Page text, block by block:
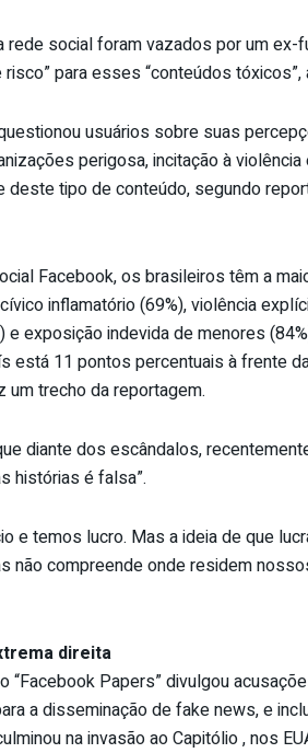
rede social foram vazados por um
para esses “conteúdos tóxicos”,
usuários sobre suas
perigosa, incitação à
deste tipo de conteúdo, segundo
Facebook, os brasileiros têm a
inflamatório (69%), violência
e exposição indevida de menores
está 11 pontos percentuais à frente
um trecho da reportagem.
diante dos escândalos,
histórias é falsa”.
e temos lucro. Mas a ideia de que
não compreende onde residem
direita
“Facebook Papers” divulgou
a disseminação de fake news, e
na invasão ao Capitólio , nos